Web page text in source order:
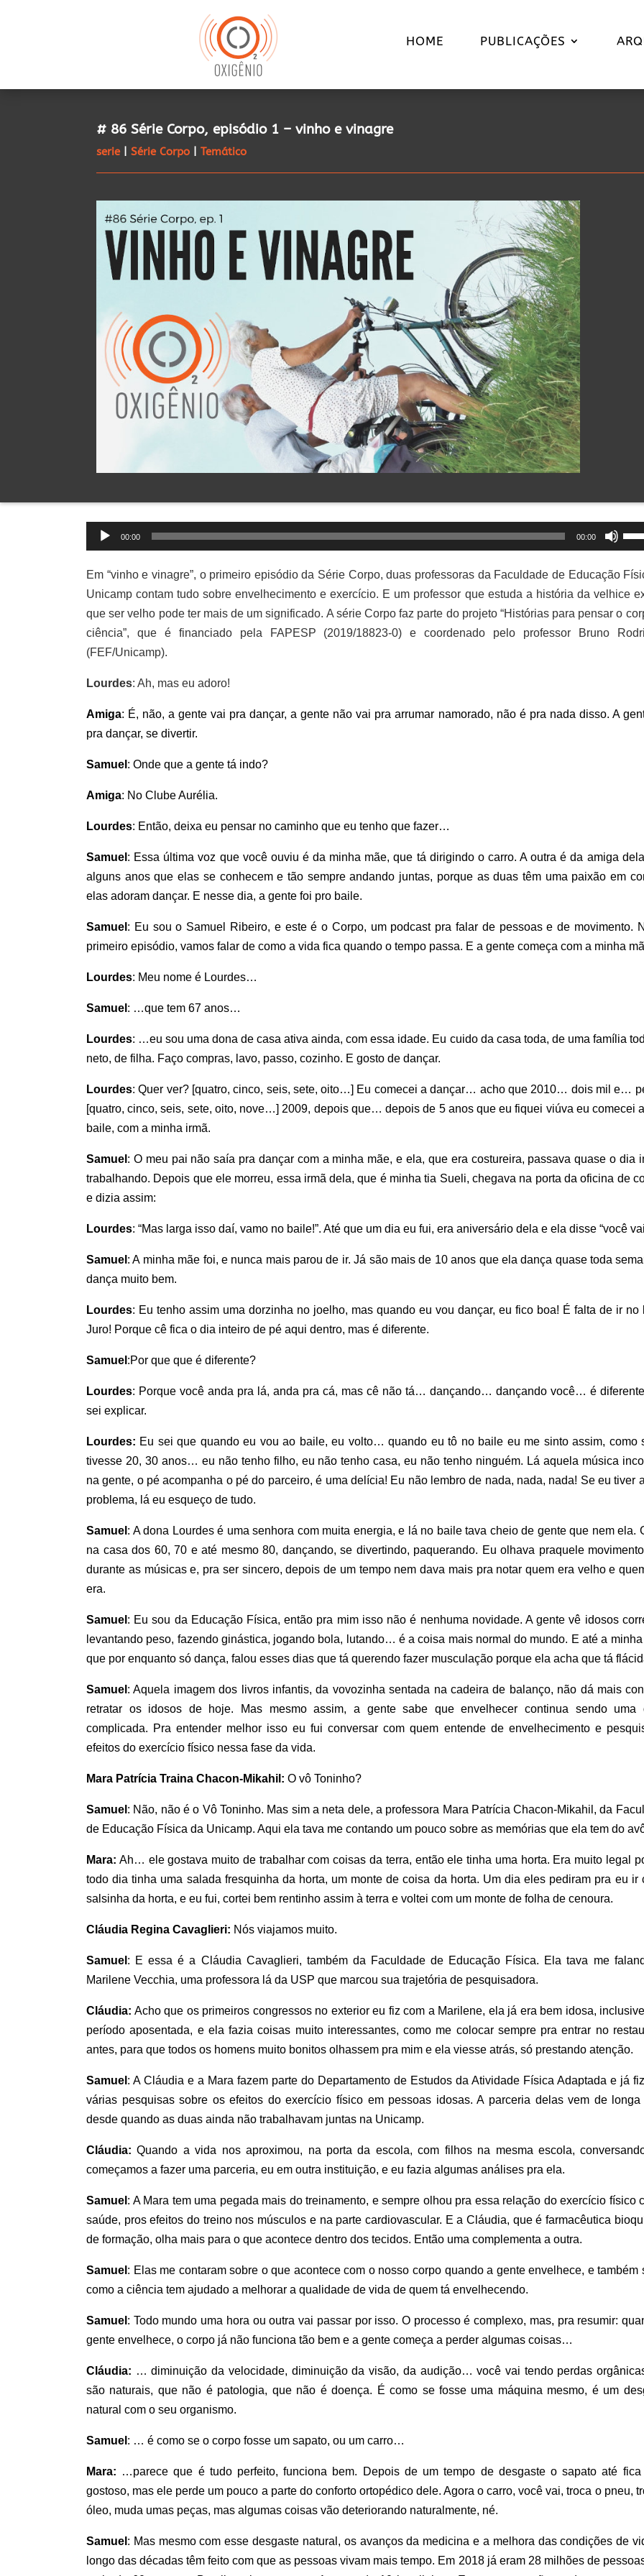
HOME PUBLICAÇÕES
# 86 Série Corpo, episódio 1 – vinho e vinagre
serie|Série Corpo |Temático
Tocador
de
áudio
00:00 00:00
Use
as
ou
Em “vinho e vinagre”, o primeiro episódio da Série Corpo, duas professoras da Faculdade de Educação
Unicamp contam tudo sobre envelhecimento e exercício. E um professor que estuda a história da velhice
que ser velho pode ter mais de um significado. A série Corpo faz parte do projeto “Histórias para pensar o
ciência”, que é financiado pela FAPESP (2019/18823-0) e coordenado pelo professor Bruno
(FEF/Unicamp).
Lourdes: Ah, mas eu adoro!
Amiga: É, não, a gente vai pra dançar, a gente não vai pra arrumar namorado, não é pra nada disso. A
pra dançar, se divertir.
Samuel : Onde que a gente tá indo?
Amiga: No Clube Aurélia.
Lourdes: Então, deixa eu pensar no caminho que eu tenho que fazer…
Samuel : Essa última voz que você ouviu é da minha mãe, que tá dirigindo o carro. A outra é da amiga
alguns anos que elas se conhecem e tão sempre andando juntas, porque as duas têm uma paixão em
elas adoram dançar. E nesse dia, a gente foi pro baile.
Samuel : Eu sou o Samuel Ribeiro, e este é o Corpo, um podcast pra falar de pessoas e de movimento.
primeiro episódio, vamos falar de como a vida fica quando o tempo passa. E a gente começa com a minha
Lourdes: Meu nome é Lourdes…
Samuel : …que tem 67 anos…
Lourdes: …eu sou uma dona de casa ativa ainda, com essa idade. Eu cuido da casa toda, de uma família
neto, de filha. Faço compras, lavo, passo, cozinho. E gosto de dançar.
Lourdes: Quer ver? [quatro, cinco, seis, sete, oito…] Eu comecei a dançar… acho que 2010… dois mil e…
[quatro, cinco, seis, sete, oito, nove…] 2009, depois que… depois de 5 anos que eu fiquei viúva eu comecei
baile, com a minha irmã.
Samuel : O meu pai não saía pra dançar com a minha mãe, e ela, que era costureira, passava quase o dia
trabalhando. Depois que ele morreu, essa irmã dela, que é minha tia Sueli, chegava na porta da oficina de
e dizia assim:
Lourdes: “Mas larga isso daí, vamo no baile!”. Até que um dia eu fui, era aniversário dela e ela disse “você
Samuel : A minha mãe foi, e nunca mais parou de ir. Já são mais de 10 anos que ela dança quase toda
dança muito bem.
Lourdes: Eu tenho assim uma dorzinha no joelho, mas quando eu vou dançar, eu fico boa! É falta de ir no
Juro! Porque cê fica o dia inteiro de pé aqui dentro, mas é diferente.
Samuel :Por que que é diferente?
Lourdes: Porque você anda pra lá, anda pra cá, mas cê não tá… dançando… dançando você… é
sei explicar.
Lourdes: Eu sei que quando eu vou ao baile, eu volto… quando eu tô no baile eu me sinto assim, como
tivesse 20, 30 anos… eu não tenho filho, eu não tenho casa, eu não tenho ninguém. Lá aquela música
na gente, o pé acompanha o pé do parceiro, é uma delícia! Eu não lembro de nada, nada, nada! Se eu tiver
problema, lá eu esqueço de tudo.
Samuel : A dona Lourdes é uma senhora com muita energia, e lá no baile tava cheio de gente que nem ela.
na casa dos 60, 70 e até mesmo 80, dançando, se divertindo, paquerando. Eu olhava praquele
durante as músicas e, pra ser sincero, depois de um tempo nem dava mais pra notar quem era velho e
era.
Samuel : Eu sou da Educação Física, então pra mim isso não é nenhuma novidade. A gente vê idosos
levantando peso, fazendo ginástica, jogando bola, lutando… é a coisa mais normal do mundo. E até a minha
que por enquanto só dança, falou esses dias que tá querendo fazer musculação porque ela acha que tá
Samuel : Aquela imagem dos livros infantis, da vovozinha sentada na cadeira de balanço, não dá mais
retratar os idosos de hoje. Mas mesmo assim, a gente sabe que envelhecer continua sendo uma
complicada. Pra entender melhor isso eu fui conversar com quem entende de envelhecimento e
efeitos do exercício físico nessa fase da vida.
Mara Patrícia Traina Chacon-Mikahil: O vô Toninho?
Samuel : Não, não é o Vô Toninho. Mas sim a neta dele, a professora Mara Patrícia Chacon-Mikahil, da
de Educação Física da Unicamp. Aqui ela tava me contando um pouco sobre as memórias que ela tem do
Mara: Ah… ele gostava muito de trabalhar com coisas da terra, então ele tinha uma horta. Era muito legal
todo dia tinha uma salada fresquinha da horta, um monte de coisa da horta. Um dia eles pediram pra eu ir
salsinha da horta, e eu fui, cortei bem rentinho assim à terra e voltei com um monte de folha de cenoura.
Cláudia Regina Cavaglieri: Nós viajamos muito.
Samuel : E essa é a Cláudia Cavaglieri, também da Faculdade de Educação Física. Ela tava me
Marilene Vecchia, uma professora lá da USP que marcou sua trajetória de pesquisadora.
Cláudia: Acho que os primeiros congressos no exterior eu fiz com a Marilene, ela já era bem idosa,
período aposentada, e ela fazia coisas muito interessantes, como me colocar sempre pra entrar no
antes, para que todos os homens muito bonitos olhassem pra mim e ela viesse atrás, só prestando atenção.
Samuel : A Cláudia e a Mara fazem parte do Departamento de Estudos da Atividade Física Adaptada e já
várias pesquisas sobre os efeitos do exercício físico em pessoas idosas. A parceria delas vem de longa
desde quando as duas ainda não trabalhavam juntas na Unicamp.
Cláudia: Quando a vida nos aproximou, na porta da escola, com filhos na mesma escola,
começamos a fazer uma parceria, eu em outra instituição, e eu fazia algumas análises pra ela.
Samuel : A Mara tem uma pegada mais do treinamento, e sempre olhou pra essa relação do exercício físico
saúde, pros efeitos do treino nos músculos e na parte cardiovascular. E a Cláudia, que é farmacêutica
de formação, olha mais para o que acontece dentro dos tecidos. Então uma complementa a outra.
Samuel : Elas me contaram sobre o que acontece com o nosso corpo quando a gente envelhece, e também
como a ciência tem ajudado a melhorar a qualidade de vida de quem tá envelhecendo.
Samuel : Todo mundo uma hora ou outra vai passar por isso. O processo é complexo, mas, pra resumir:
gente envelhece, o corpo já não funciona tão bem e a gente começa a perder algumas coisas…
Cláudia: … diminuição da velocidade, diminuição da visão, da audição… você vai tendo perdas
são naturais, que não é patologia, que não é doença. É como se fosse uma máquina mesmo, é um
natural com o seu organismo.
Samuel : … é como se o corpo fosse um sapato, ou um carro…
Mara: …parece que é tudo perfeito, funciona bem. Depois de um tempo de desgaste o sapato até fica
gostoso, mas ele perde um pouco a parte do conforto ortopédico dele. Agora o carro, você vai, troca o pneu,
óleo, muda umas peças, mas algumas coisas vão deteriorando naturalmente, né.
Samuel : Mas mesmo com esse desgaste natural, os avanços da medicina e a melhora das condições de
longo das décadas têm feito com que as pessoas vivam mais tempo. Em 2018 já eram 28 milhões de